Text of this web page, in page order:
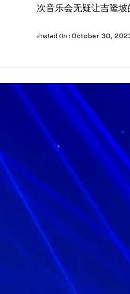
次音乐会无疑让吉隆
Posted On :October 30,